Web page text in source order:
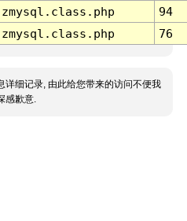
94
76
详细记录, 由此给您带来的访问不便我
感歉意.